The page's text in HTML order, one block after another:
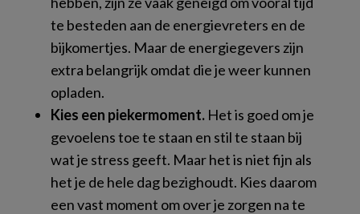
te besteden aan de energievreters en de
bijkomertjes. Maar de energiegevers zijn
extra belangrijk omdat die je weer kunnen
opladen.
Kies een piekermoment. Het is goed om je
gevoelens toe te staan en stil te staan bij
wat je stress geeft. Maar het is niet fijn als
het je de hele dag bezighoudt. Kies daarom
een vast moment om over je zorgen na te